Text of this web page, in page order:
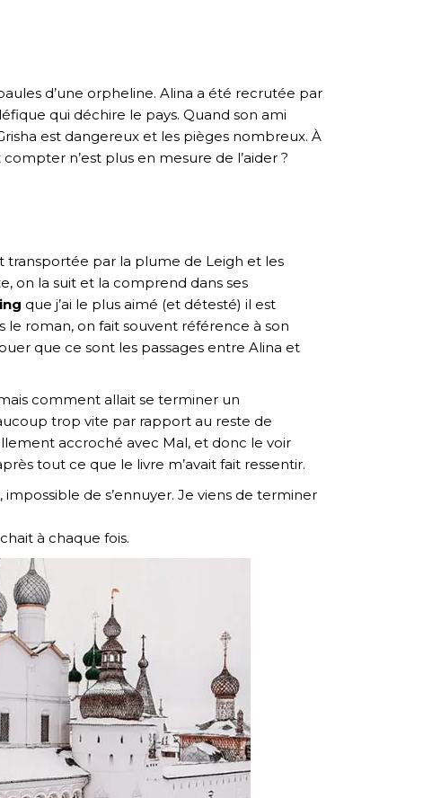
d’une orpheline. Alina a été recrutée par
qui déchire le pays. Quand son ami
est dangereux et les pièges nombreux. À
n’est plus en mesure de l’aider ?
transportée par la plume de Leigh et les
on la suit et la comprend dans ses
que j’ai le plus aimé (et détesté) il est
le roman, on fait souvent référence à son
que ce sont les passages entre Alina et
comment allait se terminer un
trop vite par rapport au reste de
accroché avec Mal, et donc le voir
tout ce que le livre m’avait fait ressentir.
de s’ennuyer. Je viens de terminer
à chaque fois.